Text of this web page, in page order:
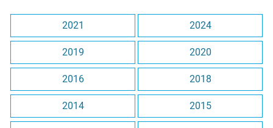
2024
2021
2020
2019
2018
2016
2015
2014
בוגרות מחלקת כתיבה במנשר משתפות
קרא עוד >